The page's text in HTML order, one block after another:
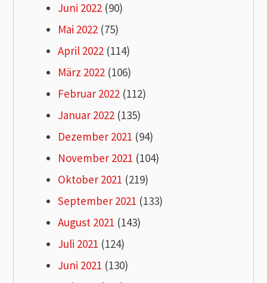
Juni 2022 (90)
Mai 2022 (75)
April 2022 (114)
März 2022 (106)
Februar 2022 (112)
Januar 2022 (135)
Dezember 2021 (94)
November 2021 (104)
Oktober 2021 (219)
September 2021 (133)
August 2021 (143)
Juli 2021 (124)
Juni 2021 (130)